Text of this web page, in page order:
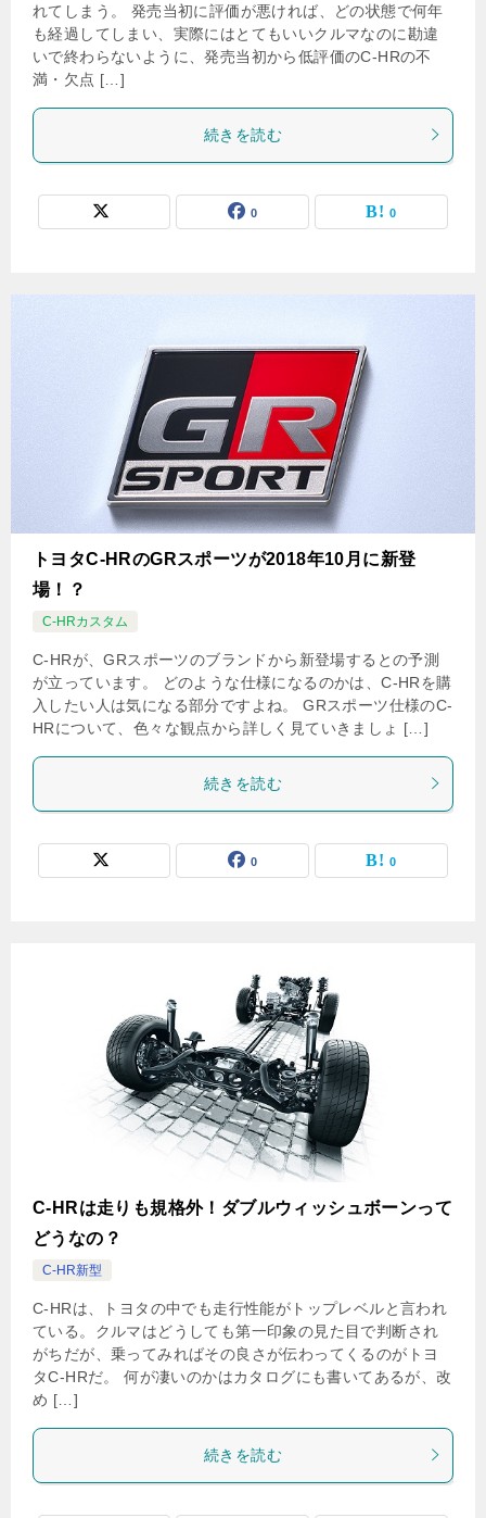
れてしまう。 発売当初に評価が悪ければ、どの状態で何年
も経過してしまい、実際にはとてもいいクルマなのに勘違
いで終わらないように、発売当初から低評価のC-HRの不
満・欠点 […]
続きを読む
0 0
トヨタC-HRのGRスポーツが2018年10月に新登
場！？
C-HRカスタム
C-HRが、GRスポーツのブランドから新登場するとの予測
が立っています。 どのような仕様になるのかは、C-HRを購
入したい人は気になる部分ですよね。 GRスポーツ仕様のC-
HRについて、色々な観点から詳しく見ていきましょ […]
続きを読む
0 0
C-HRは走りも規格外！ダブルウィッシュボーンって
どうなの？
C-HR新型
C-HRは、トヨタの中でも走行性能がトップレベルと言われ
ている。クルマはどうしても第一印象の見た目で判断され
がちだが、乗ってみればその良さが伝わってくるのがトヨ
タC-HRだ。 何が凄いのかはカタログにも書いてあるが、改
め […]
続きを読む